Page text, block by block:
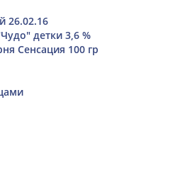
26.02.16
детки 3,6 %
Сенсация 100 гр